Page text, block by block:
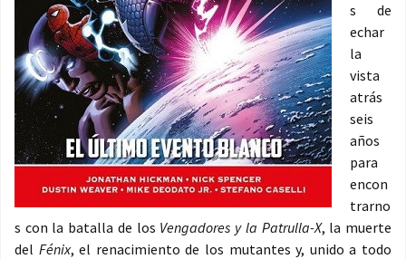
s de
echar
la
vista
atrás
seis
años
para
encon
trarno
s con la batalla de los Vengadores y la Patrulla-X, la muerte
del Fénix, el renacimiento de los mutantes y, unido a todo